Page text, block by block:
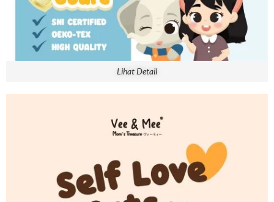
Lihat Detail